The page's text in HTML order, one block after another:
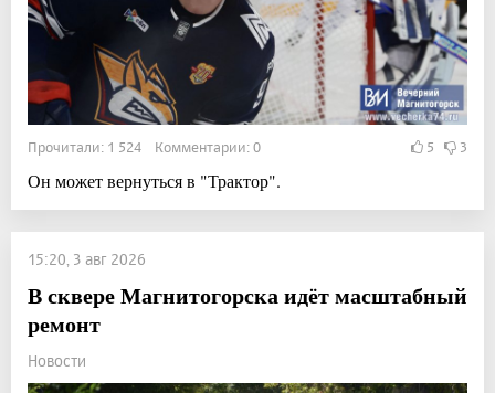
Прочитали: 1 524 Комментарии: 0 5 3
Он может вернуться в "Трактор".
15:20, 3 авг 2026
В сквере Магнитогорска идёт масштабный
ремонт
Новости